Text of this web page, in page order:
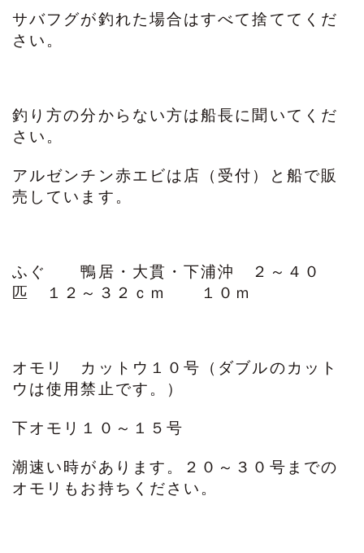
サバフグが釣れた場合はすべて捨ててくだ
さい。
釣り方の分からない方は船長に聞いてくだ
さい。
アルゼンチン赤エビは店（受付）と船で販
売しています。
ふぐ 鴨居・大貫・下浦沖 ２～４０
匹 １２～３２ｃｍ １０ｍ
オモリ カットウ１０号（ダブルのカット
ウは使用禁止です。）
下オモリ１０～１５号
潮速い時があります。２０～３０号までの
オモリもお持ちください。